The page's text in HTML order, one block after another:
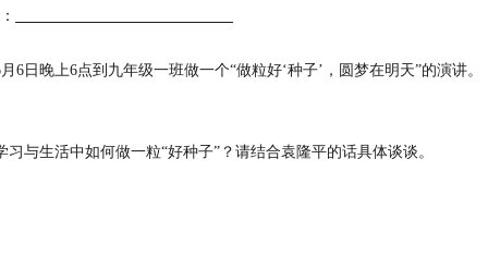
月 6 日晚上6点到九年级一班做一个“做粒好‘种子’ ，圆梦在明天”的演讲。
习与生活中如何做一粒“好种子” ？请结合袁隆平的话具体谈谈。